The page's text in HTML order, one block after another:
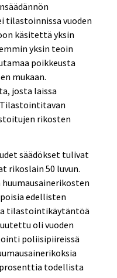
tilastoinnissa vuoden
käsitettä yksin
yksin teoin
poikkeusta
mukaan.
josta laissa
rikosten
säädökset tulivat
rikoslain 50 luvun.
edellisten
tilastointikäytäntöä
oli vuoden
poliisipiireissä
todellista